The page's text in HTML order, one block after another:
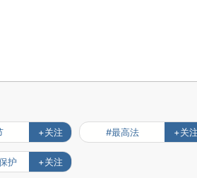
+关注 #最高法 +关注
护 +关注